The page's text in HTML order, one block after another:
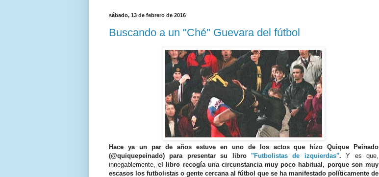
sábado, 13 de febrero de 2016
Buscando a un "Ché" Guevara del fútbol
Hace ya un par de años estuve en uno de los actos que hizo Quique Peinado
(@quiquepeinado) para presentar su libro "Futbolistas de izquierdas". Y es que,
innegablemente, e l libro recogía una circunstancia muy poco habitual, porque son muy
escasos los futbolistas o gente cercana al fútbol que se ha manifestado políticamente de